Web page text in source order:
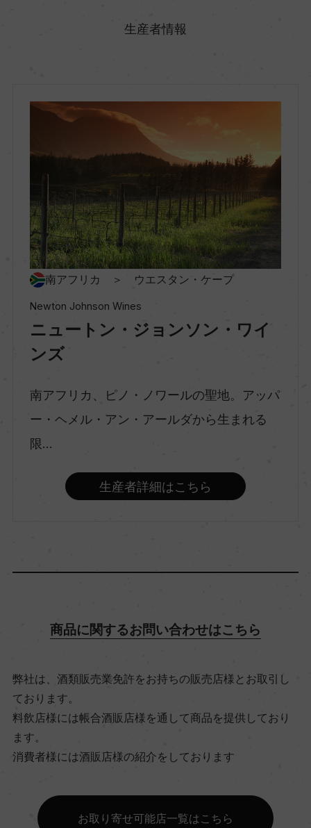
ケープ・サウス・コースト
村名
種類
スティルワイン
味わい
品種（原材料）
ソーヴィニヨン・ブラン 88%/セミヨン 12%
アルコール度数
ビオ情報・認証機関
Board
有機JAS認証
ー
コンクール入賞歴
生産者情報
南アフリカ ＞ ウエスタン・ケープ
Newton Johnson Wines
ニュートン・ジョンソン・ワイ
ンズ
南アフリカ、ピノ・ノワールの聖地。アッパ
ー・ヘメル・アン・アールダから生まれる
限...
生産者詳細はこちら
商品に関するお問い合わせはこちら
弊社は、酒類販売業免許をお持ちの販売店様とお取引し
ております。
料飲店様には帳合酒販店様を通して商品を提供しており
ます。
消費者様には酒販店様の紹介をしております
お取り寄せ可能店一覧はこちら